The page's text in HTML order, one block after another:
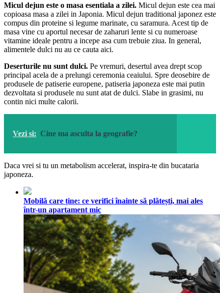
Micul dejun este o masa esentiala a zilei. Micul dejun este cea mai
copioasa masa a zilei in Japonia. Micul dejun traditional japonez este
compus din proteine si legume marinate, cu saramura. Acest tip de
masa vine cu aportul necesar de zaharuri lente si cu numeroase
vitamine ideale pentru a incepe asa cum trebuie ziua. In general,
alimentele dulci nu au ce cauta aici.
Deserturile nu sunt dulci. Pe vremuri, desertul avea drept scop
principal acela de a prelungi ceremonia ceaiului. Spre deosebire de
produsele de patiserie europene, patiseria japoneza este mai putin
dezvoltata si produsele nu sunt atat de dulci. Slabe in grasimi, nu
contin nici multe calorii.
Vezi si: Cine ma asculta la geografie?
Daca vrei si tu un metabolism accelerat, inspira-te din bucataria
japoneza.
Mobilă care ține: ce verifici înainte să plătești, mai ales
într-un apartament mic